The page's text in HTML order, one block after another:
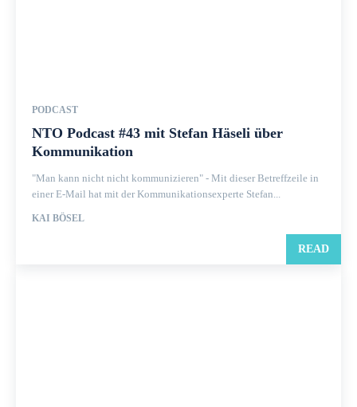
PODCAST
NTO Podcast #43 mit Stefan Häseli über
Kommunikation
"Man kann nicht nicht kommunizieren" - Mit dieser Betreffzeile in
einer E-Mail hat mit der Kommunikationsexperte Stefan...
KAI BÖSEL
READ